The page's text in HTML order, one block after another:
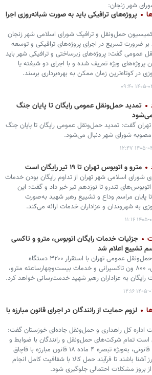
شهر زنجان:
پروژه‌های ترافیکی باید به صورت شبانه‌روزی اجرا
حمل‌ونقل و ترافیک شورای اسلامی شهر زنجان
بر ضرورت تسریع در اجرای پروژه‌های ترافیکی و توسعه
عمومی گفت: پروژه‌های زیرساختی و ترافیکی شهر باید
پروژه‌های ویژه تعریف شده و با اجرای دو شیفته یا
در کوتاه‌ترین زمان ممکن به بهره‌برداری برسند.
۲۷ ۰۹:۴۰
تمدید حمل‌ونقل عمومی رایگان تا پایان جنگ
تهران گفت: تمدید حمل‌ونقل عمومی رایگان تا پایان جنگ
شورای شهر دنبال می‌شود.
۲۳ ۱۲:۴۷
مترو و اتوبوس تهران تا ۱۹ تیر رایگان است
شورای اسلامی شهر تهران از تداوم رایگان بودن خدمات
تندرو تا نوزدهم تیر خبر داد و گفت: این
تا پایان مراسم وداع و تشییع رهبر شهید به‌صورت
به شهروندان و عزاداران خدمات ارائه می‌کند.
۱۴ ۱۱:۱۶
جزئیات خدمات رایگان اتوبوس، مترو و تاکسی
تشییع اعلام شد
ناوگان حمل‌ونقل عمومی تهران با استقرار ۳۲۰۰ دستگاه
اتوبوس، ۸۰۰ ون تاکسیرانی و خدمات بیست‌وچهارساعته مترو،
رایگان به عزاداران رهبر شهید خدمت‌رسانی خواهد کرد.
۰۹ ۱۲:۱۶
لزوم حمایت از رانندگان در اجرای قانون مبارزه با
اداره کل راهداری و حمل‌ونقل جاده‌ای خوزستان گفت:
تمام شرکت‌های حمل‌ونقل و رانندگان با ضوابط و
الزامات قانونی، به‌ویژه تبصره ۴ ماده ۱۸ قانون مبارزه با قاچاق
آشنا باشند تا فرآیند حمل کالا با شفافیت کامل انجام
بروز مشکلات احتمالی جلوگیری شود.